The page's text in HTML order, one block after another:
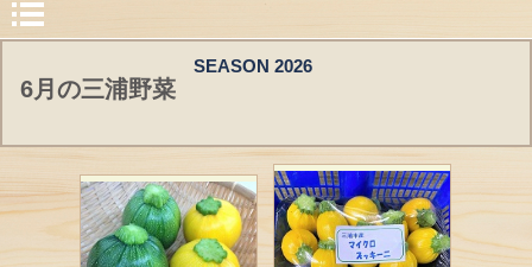
6月の三浦野菜
SEASON 2026